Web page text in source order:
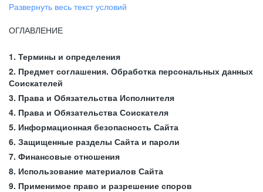
Развернуть весь текст условий
ОГЛАВЛЕНИЕ
1. Термины и определения
2. Предмет соглашения. Обработка персональных данных
Соискателей
3. Права и Обязательства Исполнителя
4. Права и Обязательства Соискателя
5. Информационная безопасность Сайта
6. Защищенные разделы Сайта и пароли
7. Финансовые отношения
8. Использование материалов Сайта
9. Применимое право и разрешение споров